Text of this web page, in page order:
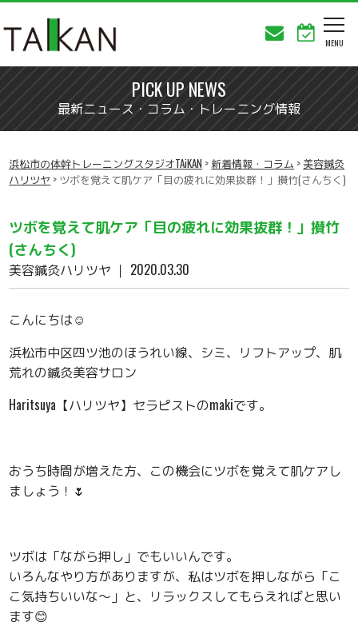
PICK UP NEWS
最新ニュース・コラム・トレーニング情報
浜松市の体幹トレーニングスタジオTAiKAN >新着情報・コラム > 美容鍼灸
ハリツヤ > ツボを覚えて肌ケア「目の疲れに効果抜群！」攅竹(さんちく)
ツボを覚えて肌ケア「目の疲れに効果抜群！」攅竹
(さんちく)
美容鍼灸ハリツヤ ｜ 2020.03.30
こんにちは☺️
浜松市中区四ツ池のほうれい線、シミ、リフトアップ、肌
荒れの鍼灸美容サロン
Haritsuya【ハリツヤ】セラピストのmakiです。
おうち時間が増えた方、この機会にツボを覚えて肌ケアし
ましょう！🌷
ツボは「ながら押し」でもいいんです。
いろんなやり方がありますが、私はツボを押しながら「こ
こ気持ちいいな〜」と、リラックスしてもらえればと思い
ます😊